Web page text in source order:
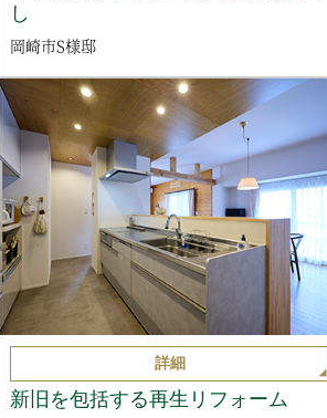
し
岡崎市S様邸
詳細
新旧を包括する再生リフォーム